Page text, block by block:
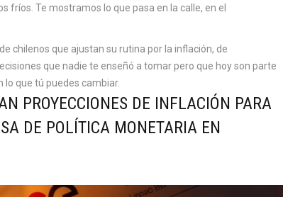
fríos. Te mostramos lo que pasa en la calle, en el
chilenos que ajustan su rutina por la inflación, de
que nadie te enseñó a tomar pero que hoy son parte
lo que tú puedes cambiar.
PROYECCIONES DE INFLACIÓN PARA
DE POLÍTICA MONETARIA EN